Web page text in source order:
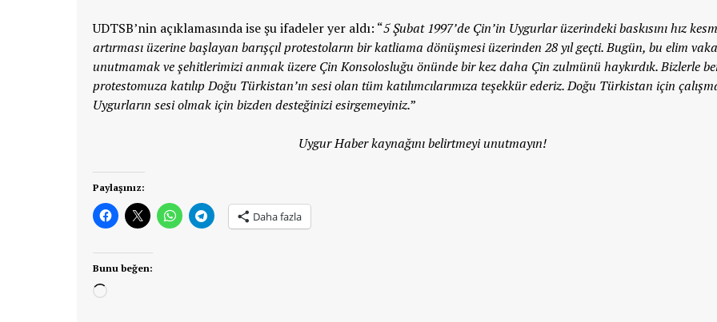
UDTSB’nin açıklamasında ise şu ifadeler yer aldı: “5 Şubat 1997’de Çin’in Uygurlar üzerindeki baskısını hız
artırması üzerine başlayan barışçıl protestoların bir katliama dönüşmesi üzerinden 28 yıl geçti. Bugün, bu elim
unutmamak ve şehitlerimizi anmak üzere Çin Konsolosluğu önünde bir kez daha Çin zulmünü haykırdık. Bizlerle
protestomuza katılıp Doğu Türkistan’ın sesi olan tüm katılımcılarımıza teşekkür ederiz. Doğu Türkistan için
Uygurların sesi olmak için bizden desteğinizi esirgemeyiniz.”
Uygur Haber kaynağını belirtmeyi unutmayın!
Paylaşınız:
Daha fazla
Bunu beğen:
Yükleniyor...